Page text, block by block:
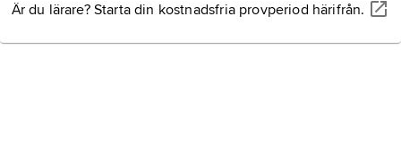
Är du lärare? Starta din kostnadsfria provperiod härifrån.